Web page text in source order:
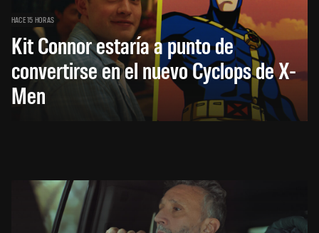
HACE 15 HORAS
Kit Connor estaría a punto de
convertirse en el nuevo Cyclops de X-
Men